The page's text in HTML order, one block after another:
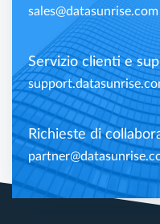
sales@datasunrise.com
Servizio clienti e
Richieste di